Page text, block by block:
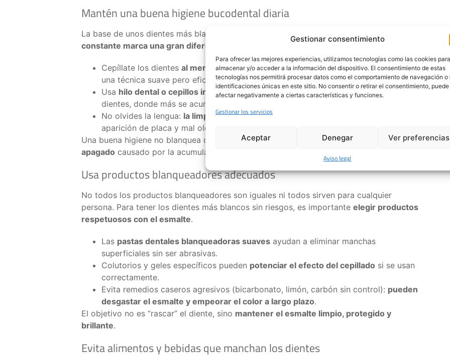
Gestionar consentimiento
Para ofrecer las mejores experiencias, utilizamos tecnologías como las cookies para
almacenar y/o acceder a la información del dispositivo. El consentimiento de estas
tecnologías nos permitirá procesar datos como el comportamiento de navegación o
identificaciones únicas en este sitio. No consentir o retirar el consentimiento, puede
afectar negativamente a ciertas características y funciones.
Gestionar los servicios
Aceptar Denegar Ver preferencias
Aviso legal
Mantén una buena higiene bucodental diaria
La base de unos dientes más blancos empieza en casa.
Un cepillado correcto y
constante marca una gran diferencia en el color de la sonrisa
Cepíllate los dientes al menos dos veces al día, mejor tres si es posible, utilizando
una técnica suave pero eficaz.
Usa hilo dental o cepillos interdentalespara eliminar restos y placa entre los
dientes, donde más se acumulan las manchas.
No olvides la lengua: la limpieza lingual reduce bacterias
aparición de placa y mal olor.
Una buena higiene no blanquea de forma artificial, pero
devuelve brillo y elimina el tono
apagado causado por la acumulación diaria de placa.
Usa productos blanqueadores adecuados
No todos los productos blanqueadores son iguales ni todos sirven para cualquier
persona. Para tener los dientes más blancos sin riesgos, es importante elegir productos
respetuosos con el esmalte.
Las pastas dentales blanqueadoras suaves ayudan a eliminar manchas
superficiales sin ser abrasivas.
Colutorios y geles específicos pueden potenciar el efecto del cepillado si se usan
correctamente.
Evita remedios caseros agresivos (bicarbonato, limón, carbón sin control): pueden
desgastar el esmalte y empeorar el color a largo plazo.
El objetivo no es “rascar” el diente, sino mantener el esmalte limpio, protegido y
brillante.
Evita alimentos y bebidas que manchan los dientes